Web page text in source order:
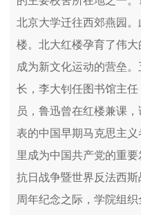
北京大学迁往西郊燕园
楼。北大红楼孕育了伟
成为新文化运动的营垒
长，李大钊任图书馆主
员，鲁迅曾在红楼兼课
表的中国早期马克思主
里成为中国共产党的重
抗日战争暨世界反法西
周年纪念之际，学院组